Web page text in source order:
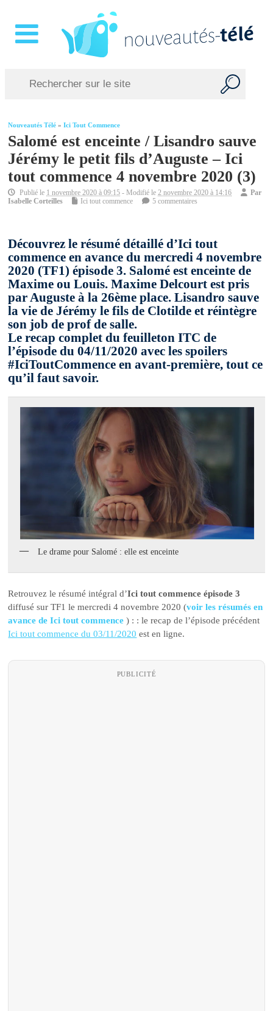
Nouveautés Télé »Ici Tout Commence
Salomé est enceinte / Lisandro sauve
Jérémy le petit fils d’Auguste – Ici
tout commence 4 novembre 2020 (3)
Publié le 1 novembre 2020 à 09:15 - Modifié le2 novembre 2020 à 14:16
Par
Isabelle Corteilles
Ici tout commence 5 commentaires
Découvrez le résumé détaillé d’Ici tout
commence en avance du mercredi 4 novembre
2020 (TF1) épisode 3. Salomé est enceinte de
Maxime ou Louis. Maxime Delcourt est pris
par Auguste à la 26ème place. Lisandro sauve
la vie de Jérémy le fils de Clotilde et réintègre
son job de prof de salle.
Le recap complet du feuilleton ITC de
l’épisode du 04/11/2020 avec les spoilers
#IciToutCommence en avant-première, tout ce
qu’il faut savoir.
Le drame pour Salomé : elle est enceinte
Retrouvez le résumé intégral d’Ici tout commence épisode 3
diffusé sur TF1 le mercredi 4 novembre 2020 (voir les résumés en
avance de Ici tout commence) : : le recap de l’épisode précédent
Ici tout commence du 03/11/2020 est en ligne.
PUBLICITÉ